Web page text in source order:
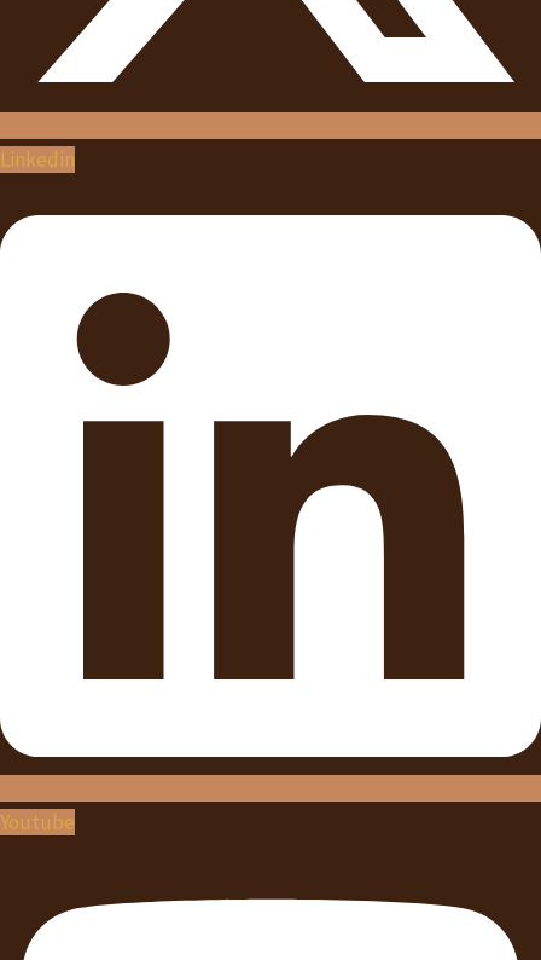
Linkedin
Youtube